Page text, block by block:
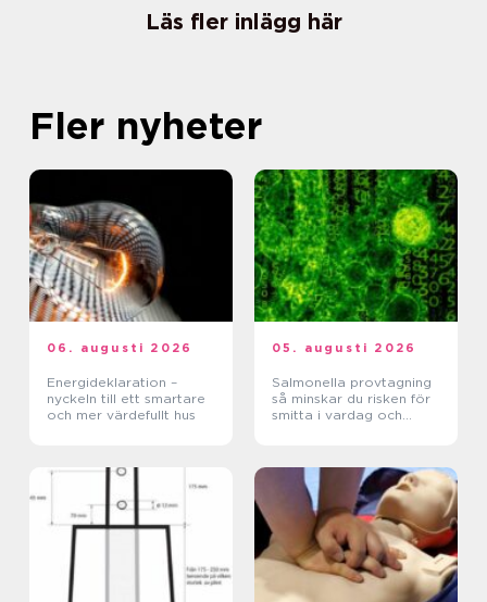
Läs fler inlägg här
Fler nyheter
06. augusti 2026
Energideklaration –
nyckeln till ett smartare
och mer värdefullt hus
05. augusti 2026
Salmonella provtagning
så minskar du risken för
smitta i vardag och